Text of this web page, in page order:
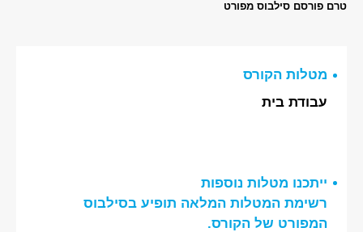
טרם פורסם סילבוס מפורט
מטלות הקורס
עבודת בית
ייתכנו מטלות נוספות
רשימת המטלות המלאה תופיע בסילבוס
המפורט של הקורס.